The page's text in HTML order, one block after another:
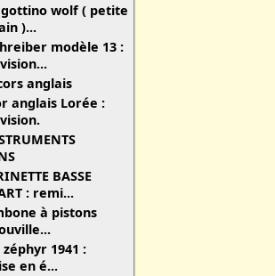
wolf ( petite
)...
modèle 13 :
anglais
anglais Lorée :
BASSE
: remi...
à pistons
zéphyr 1941 :
en é...